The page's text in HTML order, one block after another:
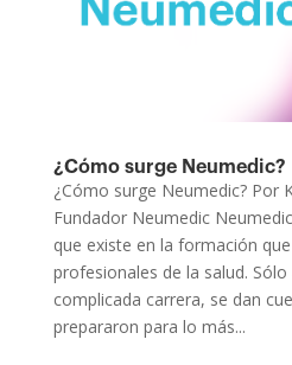
¿Cómo surge Neumedic?
¿Cómo surge Neumedic? Por
Fundador Neumedic
que existe en la formación
profesionales de la salud.
complicada carrera, se dan
prepararon para lo más...